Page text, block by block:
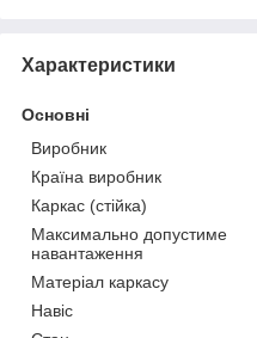
Характеристики
Основні
Виробник
Країна виробник
Каркас (стійка)
Максимально допустиме
навантаження
Матеріал каркасу
Навіс